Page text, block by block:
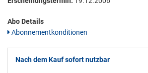
Abo Details
Abonnementkonditionen
Nach dem Kauf sofort nutzbar